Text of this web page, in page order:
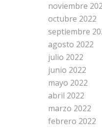
noviembre
octubre 2022
septiembre
agosto 2022
julio 2022
junio 2022
mayo 2022
abril 2022
marzo 2022
febrero 2022